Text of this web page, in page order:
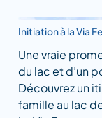
Initiation à la Via
Une vraie
du lac et d’un
Découvrez un
famille au lac